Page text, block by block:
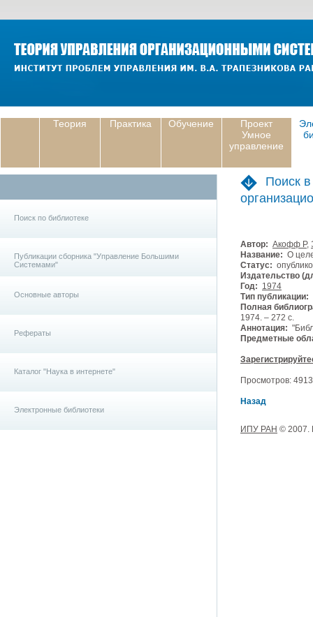
Теория Практика Обучение
Проект
Умное
управление
Поиск по библиотеке
Публикации сборника "Управление Большими
Системами"
Основные авторы
Рефераты
Каталог "Наука в интернете"
Электронные библиотеки
Поиск
Автор: Акофф Р,
Название: О
Статус:
Издательство
Год: 1974
Тип публикации:
Полная
1974. – 272 с.
Аннотация:
Предметные
Просмотров:
Назад
ИПУ РАН © 2007.